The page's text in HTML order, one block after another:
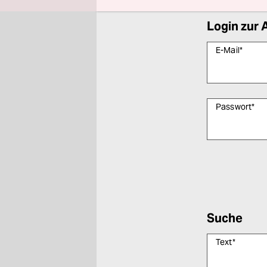
Login zur
E-Mail*
Passwort*
Suche
Text*